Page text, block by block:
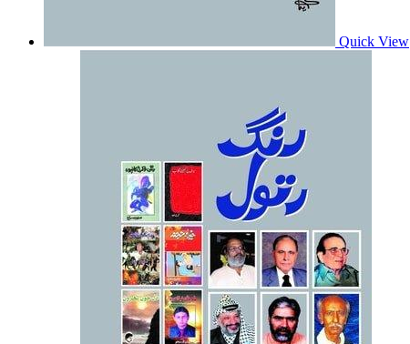
Quick View